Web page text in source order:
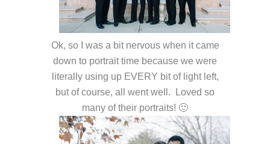
Ok, so I was a bit nervous when it came
down to portrait time because we were
literally using up EVERY bit of light left,
but of course, all went well. Loved so
many of their portraits! 🙂